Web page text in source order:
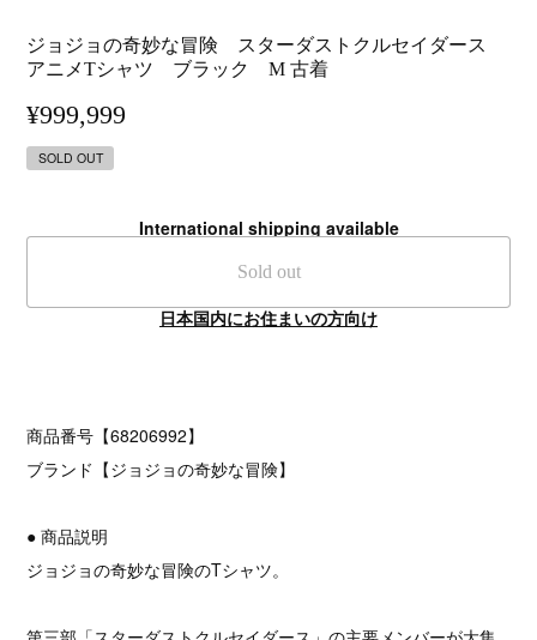
ジョジョの奇妙な冒険 スターダストクルセイダース
アニメTシャツ ブラック M 古着
¥999,999
SOLD OUT
International shipping available
Sold out
日本国内にお住まいの方向け
商品番号【68206992】
ブランド【ジョジョの奇妙な冒険】
● 商品説明
ジョジョの奇妙な冒険のTシャツ。